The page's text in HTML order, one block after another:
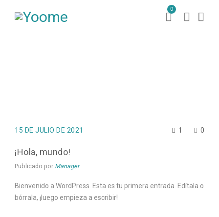
0
15 DE JULIO DE 2021 1 0
¡Hola, mundo!
Publicado por Manager
Bienvenido a WordPress. Esta es tu primera entrada. Edítala o
bórrala, ¡luego empieza a escribir!